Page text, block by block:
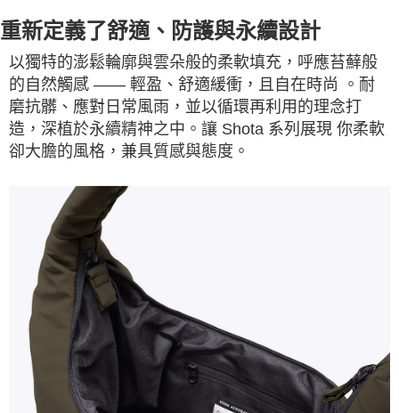
重新定義了舒適、防護與永續設計
以獨特的澎鬆輪廓與雲朵般的柔軟填充，呼應苔蘚般
的自然觸感 —— 輕盈、舒適緩衝，且自在時尚 。耐
磨抗髒、應對日常風雨，並以循環再利用的理念打
造，深植於永續精神之中。讓 Shota 系列展現 你柔軟
卻大膽的風格，兼具質感與態度。